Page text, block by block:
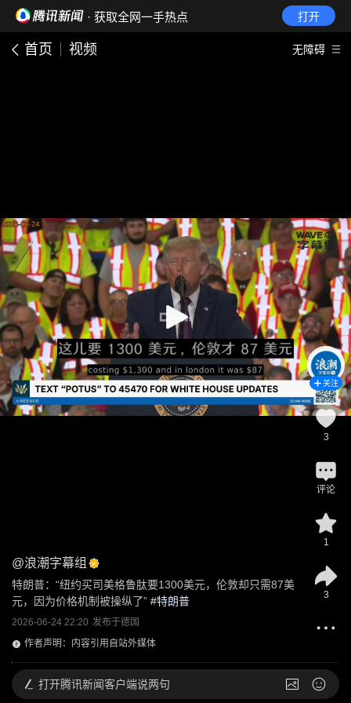
· 获取全网一手热点 打开
首页 视频 无障碍
@浪潮字幕组
特朗普：“纽约买司美格鲁肽要1300美元，伦敦却只需87美
元，因为价格机制被操纵了” #特朗普
2026-06-24 22:20 发布于德国
作者声明：内容引用自站外媒体
关注
3
评论
1
3
打开腾讯新闻客户端说两句